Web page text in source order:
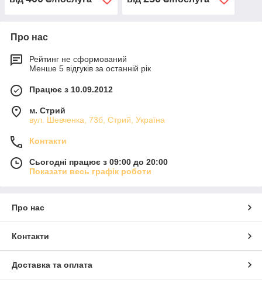
Про нас
Рейтинг не сформований
Менше 5 відгуків за останній рік
Працює з 10.09.2012
м. Стрий
вул. Шевченка, 73б, Стрий, Україна
Контакти
Сьогодні працює з 09:00 до 20:00
Показати весь графік роботи
Про нас
Контакти
Доставка та оплата